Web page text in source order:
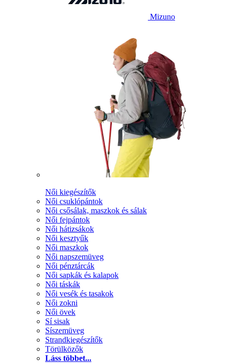
Mizuno
Női kiegészítők
Női csuklópántok
Női csősálak, maszkok és sálak
Női fejpántok
Női hátizsákok
Női kesztyűk
Női maszkok
Női napszemüveg
Női pénztárcák
Női sapkák és kalapok
Női táskák
Női vesék és tasakok
Női zokni
Női övek
Sí sisak
Síszemüveg
Strandkiegészítők
Törülközők
Láss többet...